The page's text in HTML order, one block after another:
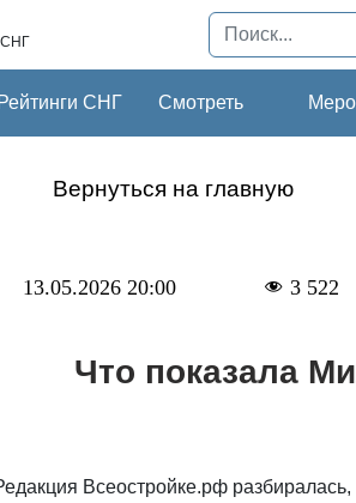
СНГ
Рейтинги СНГ Смотреть
Вернуться на главную
13.05.2026 20:00 3 522
Что показала
Всеостройке.рф разбиралась,